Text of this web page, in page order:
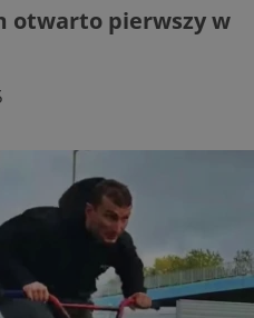
otwarto pierwszy w